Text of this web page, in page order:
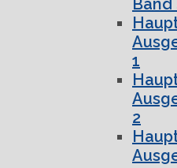
Band
1
2